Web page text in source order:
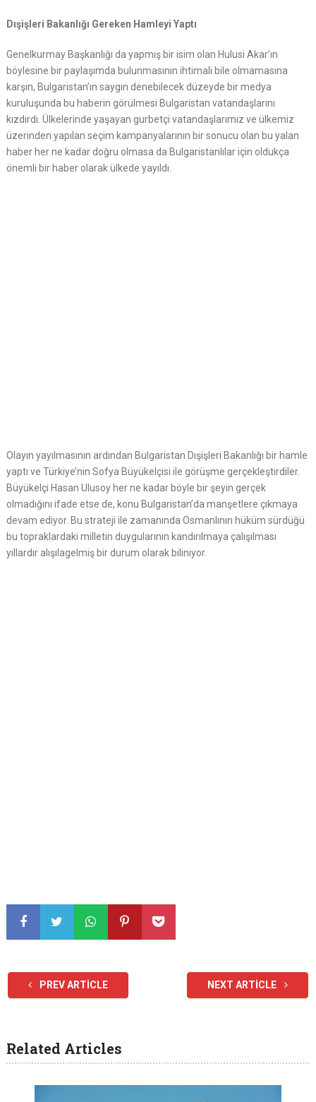
Dışişleri Bakanlığı Gereken Hamleyi Yaptı
Genelkurmay Başkanlığı da yapmış bir isim olan Hulusi Akar’ın
böylesine bir paylaşımda bulunmasının ihtimali bile olmamasına
karşın, Bulgaristan’ın saygın denebilecek düzeyde bir medya
kuruluşunda bu haberin görülmesi Bulgaristan vatandaşlarını
kızdırdı. Ülkelerinde yaşayan gurbetçi vatandaşlarımız ve ülkemiz
üzerinden yapılan seçim kampanyalarının bir sonucu olan bu yalan
haber her ne kadar doğru olmasa da Bulgaristanlılar için oldukça
önemli bir haber olarak ülkede yayıldı.
Olayın yayılmasının ardından Bulgaristan Dışişleri Bakanlığı bir hamle
yaptı ve Türkiye’nin Sofya Büyükelçisi ile görüşme gerçekleştirdiler.
Büyükelçi Hasan Ulusoy her ne kadar böyle bir şeyin gerçek
olmadığını ifade etse de, konu Bulgaristan’da manşetlere çıkmaya
devam ediyor. Bu strateji ile zamanında Osmanlının hüküm sürdüğü
bu topraklardaki milletin duygularının kandırılmaya çalışılması
yıllardır alışılagelmiş bir durum olarak biliniyor.
PREV ARTICLE NEXT ARTICLE
Related Articles